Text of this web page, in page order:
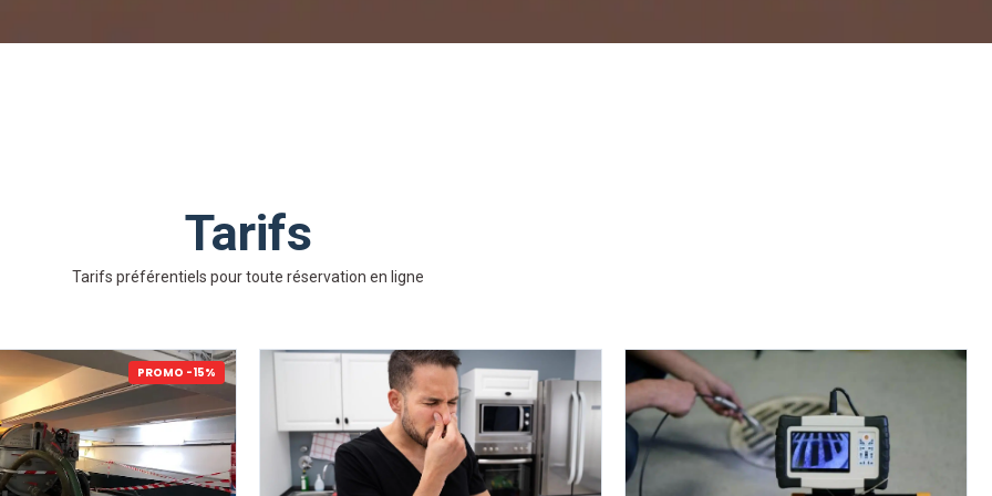
Tarifs
Tarifs préférentiels pour toute réservation en ligne
PROMO -15%